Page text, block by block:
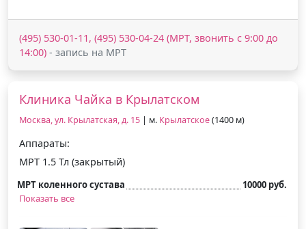
(495) 530-01-11, (495) 530-04-24 (МРТ, звонить с 9:00 до
14:00) - запись на МРТ
Клиника Чайка в Крылатском
Москва, ул. Крылатская, д. 15 | м. Крылатское(1400 м)
Аппараты:
МРТ 1.5 Тл (закрытый)
МРТ коленного сустава
10000 руб.
Показать все